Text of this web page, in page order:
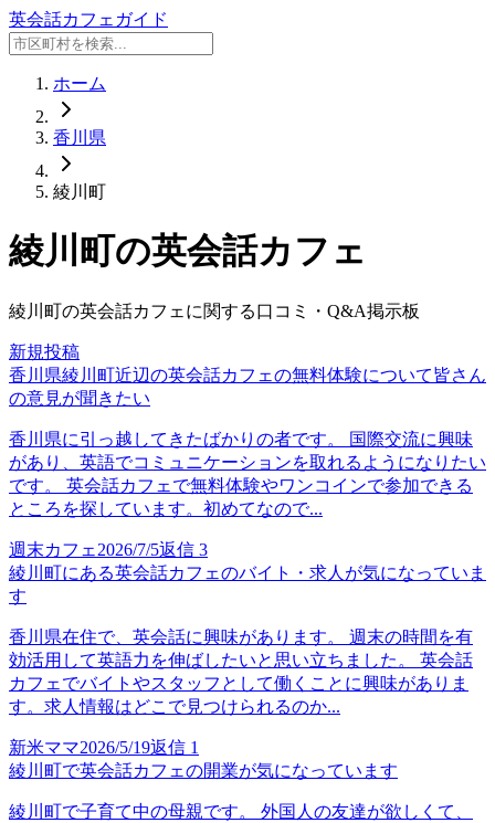
英会話カフェガイド
ホーム
香川県
綾川町
綾川町の英会話カフェ
綾川町の英会話カフェに関する口コミ・Q&A掲示板
新規投稿
香川県綾川町近辺の英会話カフェの無料体験について皆さん
の意見が聞きたい
香川県に引っ越してきたばかりの者です。 国際交流に興味
があり、英語でコミュニケーションを取れるようになりたい
です。 英会話カフェで無料体験やワンコインで参加できる
ところを探しています。初めてなので...
週末カフェ 2026/7/5返信 3
綾川町にある英会話カフェのバイト・求人が気になっていま
す
香川県在住で、英会話に興味があります。 週末の時間を有
効活用して英語力を伸ばしたいと思い立ちました。 英会話
カフェでバイトやスタッフとして働くことに興味がありま
す。求人情報はどこで見つけられるのか...
新米ママ2026/5/19返信 1
綾川町で英会話カフェの開業が気になっています
綾川町で子育て中の母親です。 外国人の友達が欲しくて、